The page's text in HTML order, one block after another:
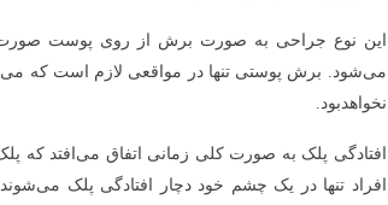
این نوع جراحی به صورت برش از روی پوست
می‌شود. برش پوستی تنها در مواقعی لازم است که
نخواهدبود.
افتادگی پلک به صورت کلی زمانی اتفاق می‌افتد که
افراد تنها در یک چشم خود دچار افتادگی پلک